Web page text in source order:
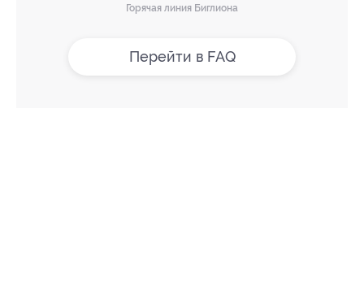
Горячая линия Биглиона
Перейти в FAQ